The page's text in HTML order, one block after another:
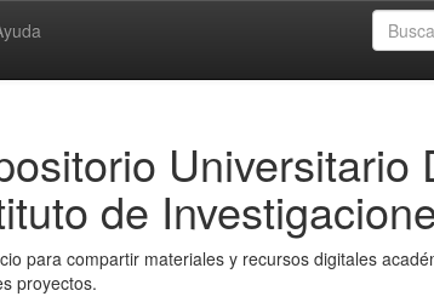
Universitario
de
para compartir materiales y recursos digitales
proyectos.